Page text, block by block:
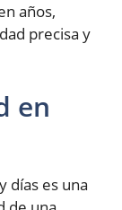
años,
precisa y
en
días es una